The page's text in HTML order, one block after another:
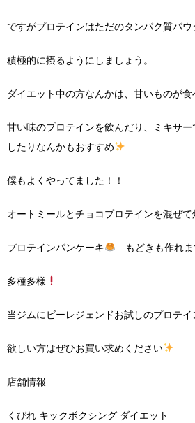
ですがプロテインはただのタンパク質パウ
積極的に摂るようにしましょう。
ダイエット中の方なんかは、甘いものが食
甘い味のプロテインを飲んだり、ミキサ
したりなんかもおすすめ
僕もよくやってました！！
オートミールとチョコプロテインを混ぜて
プロテインパンケーキ もどきも作れま
多種多様
当ジムにビーレジェンドお試しのプロテ
欲しい方はぜひお買い求めください
店舗情報
くびれ キックボクシング ダイエット